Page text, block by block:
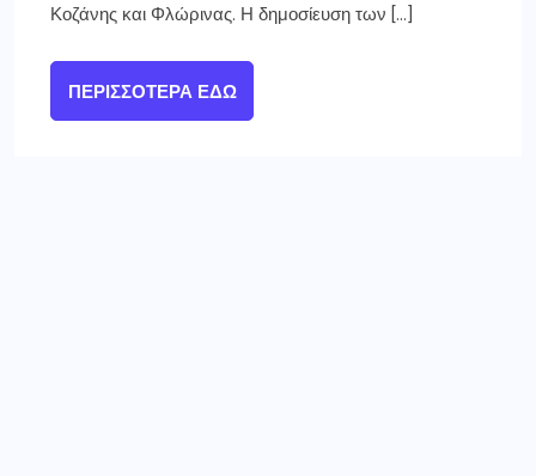
Κοζάνης και Φλώρινας. Η δημοσίευση των […]
ΠΕΡΙΣΣΌΤΕΡΑ ΕΔΏ